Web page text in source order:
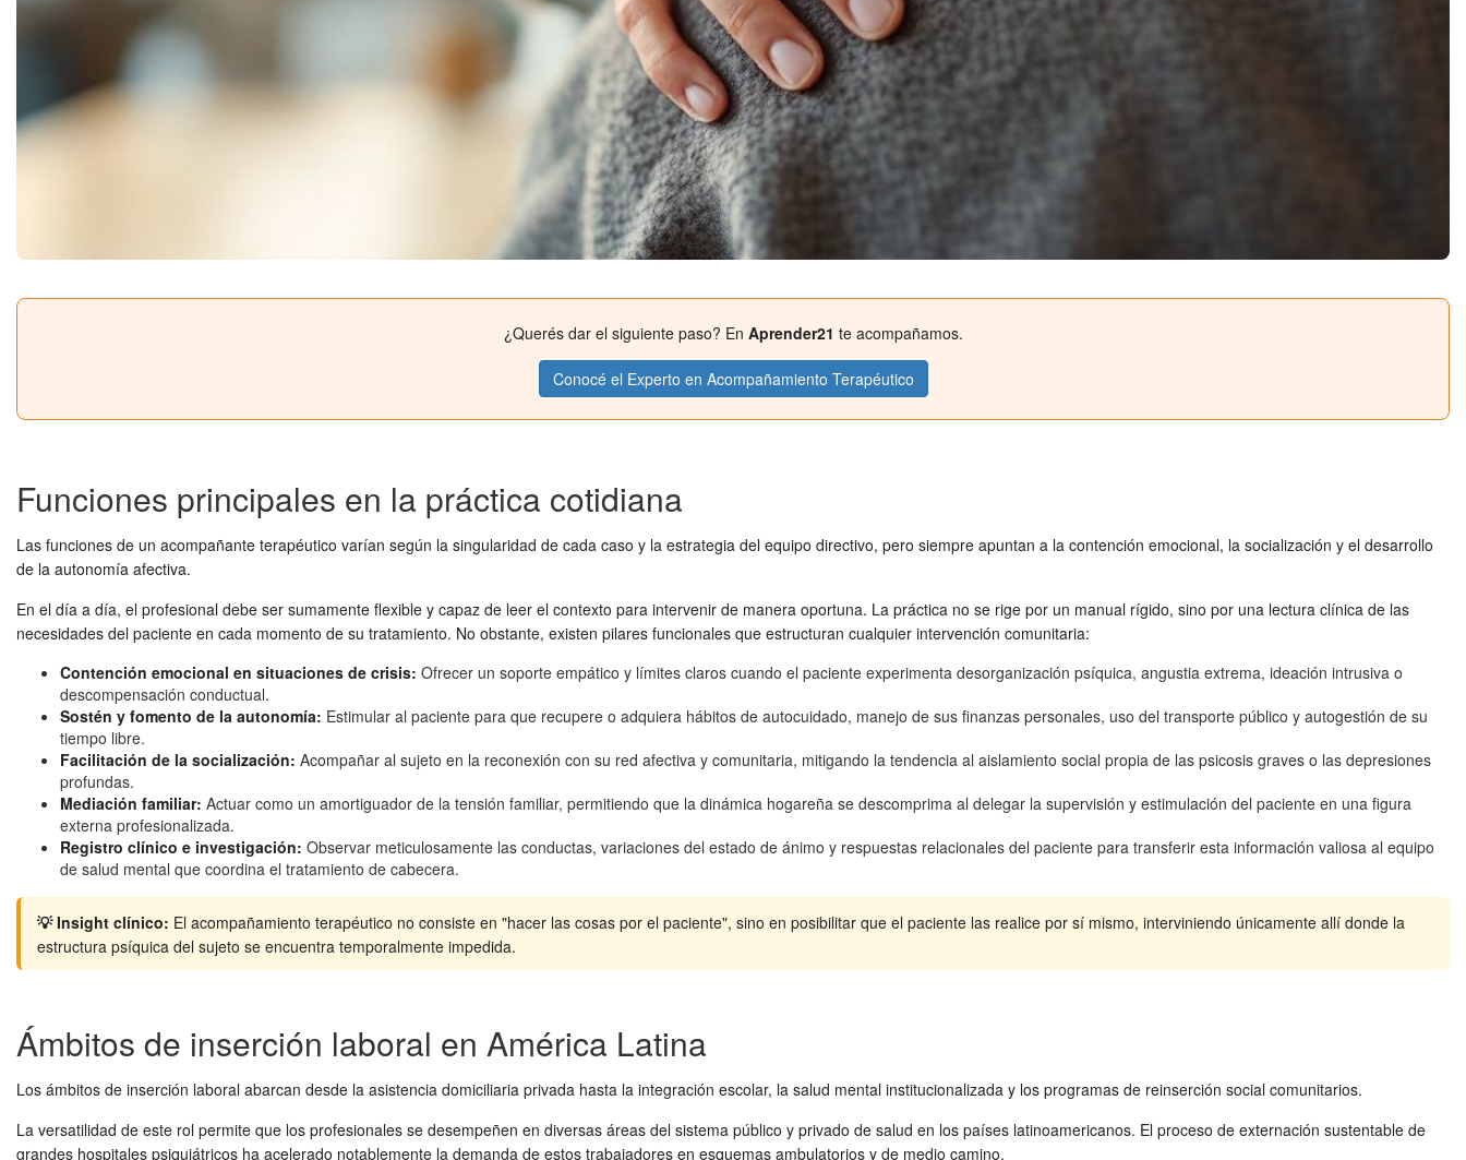
¿Querés dar el siguiente paso? En Aprender21 te acompañamos.
Conocé el Experto en Acompañamiento Terapéutico
Funciones principales en la práctica cotidiana
Las funciones de un acompañante terapéutico varían según la singularidad de cada caso y la estrategia del equipo directivo, pero siempre apuntan a la contención emocional, la socialización y el desarrollo
de la autonomía afectiva.
En el día a día, el profesional debe ser sumamente flexible y capaz de leer el contexto para intervenir de manera oportuna. La práctica no se rige por un manual rígido, sino por una lectura clínica de las
necesidades del paciente en cada momento de su tratamiento. No obstante, existen pilares funcionales que estructuran cualquier intervención comunitaria:
Contención emocional en situaciones de crisis: Ofrecer un soporte empático y límites claros cuando el paciente experimenta desorganización psíquica, angustia extrema, ideación intrusiva o
descompensación conductual.
Sostén y fomento de la autonomía: Estimular al paciente para que recupere o adquiera hábitos de autocuidado, manejo de sus finanzas personales, uso del transporte público y autogestión de su
tiempo libre.
Facilitación de la socialización: Acompañar al sujeto en la reconexión con su red afectiva y comunitaria, mitigando la tendencia al aislamiento social propia de las psicosis graves o las depresiones
profundas.
Mediación familiar: Actuar como un amortiguador de la tensión familiar, permitiendo que la dinámica hogareña se descomprima al delegar la supervisión y estimulación del paciente en una figura
externa profesionalizada.
Registro clínico e investigación: Observar meticulosamente las conductas, variaciones del estado de ánimo y respuestas relacionales del paciente para transferir esta información valiosa al equipo
de salud mental que coordina el tratamiento de cabecera.
💡Insight clínico: El acompañamiento terapéutico no consiste en "hacer las cosas por el paciente", sino en posibilitar que el paciente las realice por sí mismo, interviniendo únicamente allí donde la
estructura psíquica del sujeto se encuentra temporalmente impedida.
Ámbitos de inserción laboral en América Latina
Los ámbitos de inserción laboral abarcan desde la asistencia domiciliaria privada hasta la integración escolar, la salud mental institucionalizada y los programas de reinserción social comunitarios.
La versatilidad de este rol permite que los profesionales se desempeñen en diversas áreas del sistema público y privado de salud en los países latinoamericanos. El proceso de externación sustentable de
grandes hospitales psiquiátricos ha acelerado notablemente la demanda de estos trabajadores en esquemas ambulatorios y de medio camino.